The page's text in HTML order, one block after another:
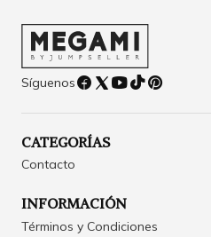
Síguenos
CATEGORÍAS
Contacto
INFORMACIÓN
Términos y Condiciones